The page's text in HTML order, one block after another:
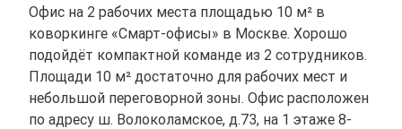
Офис на 2 рабочих места площадью 10 м² в
коворкинге «Смарт-офисы» в Москве. Хорошо
подойдёт компактной команде из 2 сотрудников.
Площади 10 м² достаточно для рабочих мест и
небольшой переговорной зоны. Офис расположен
по адресу ш. Волоколамское, д.73, на 1 этаже 8-